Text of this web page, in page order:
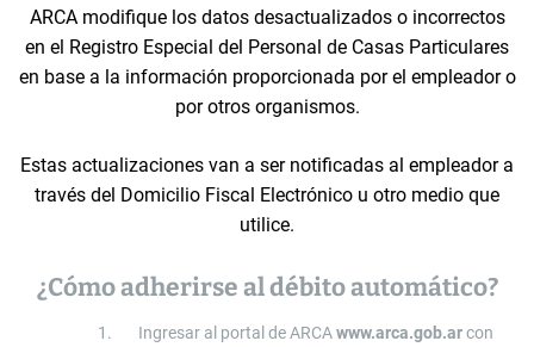
ARCA modifique los datos desactualizados o incorrectos
en el Registro Especial del Personal de Casas Particulares
en base a la información proporcionada por el empleador o
por otros organismos.
Estas actualizaciones van a ser notificadas al empleador a
través del Domicilio Fiscal Electrónico u otro medio que
utilice.
¿Cómo adherirse al débito automático?
Ingresar al portal de ARCAwww.arca.gob.arcon